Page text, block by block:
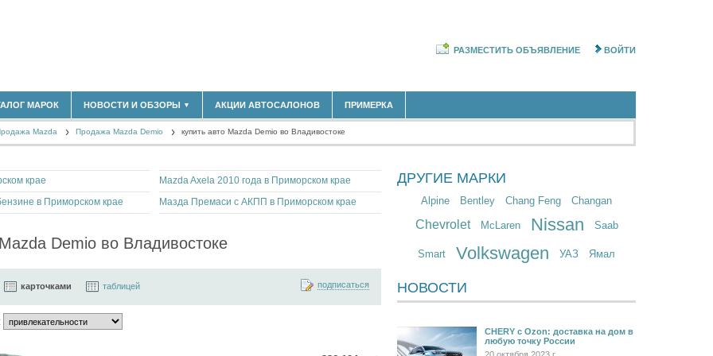
(14298)
РАЗМЕСТИТЬ ОБЪЯВЛЕНИЕ ВОЙТИ
МАРОК НОВОСТИ И ОБЗОРЫ ▼
НОВОСТИ РЫНКА
МАТЕРИАЛЫ ПАРТНЕРОВ
ВЫСТАВКИ И АВТОСАЛОНЫ
АКЦИИ АВТОСАЛОНОВ ПРИМЕРКА
Mazda Продажа Mazda Demio купить авто Mazda Demio во Владивостоке
крае
Mazda Axela 2010 года в Приморском крае
в Приморском крае
Мазда Премаси с АКПП в Приморском крае
Demio во Владивостоке
карточками таблицей подписаться
ДРУГИЕ МАРКИ
Alpine Bentley Chang Feng Changan
Chevrolet McLaren Nissan Saab
Smart Volkswagen УАЗ Ямал
НОВОСТИ
CHERY c Ozon: доставка на дом в
любую точку России